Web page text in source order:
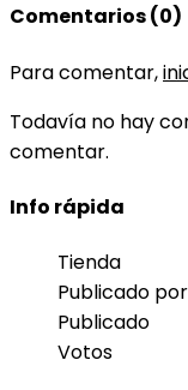
Comentarios (0)
Para comentar,
Todavía no hay
comentar.
Info rápida
Tienda
Publicado por
Publicado
Votos